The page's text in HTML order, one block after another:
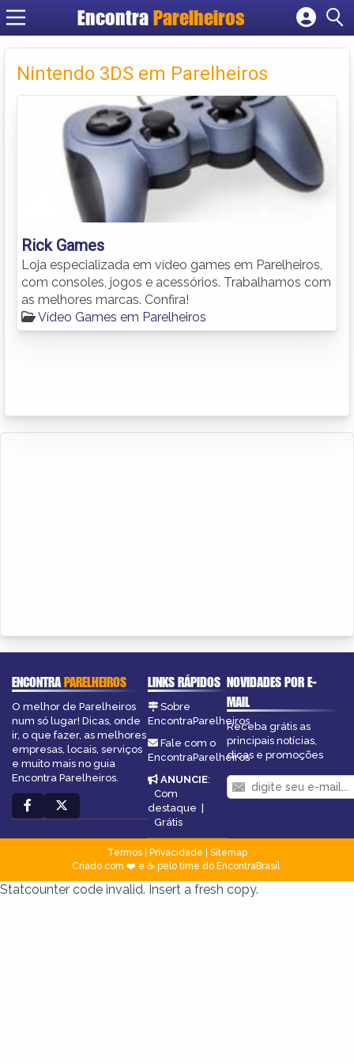
Encontra Parelheiros
Cadastrar empresa
Criar conta
Nintendo 3DS em Parelheiros
Rick Games
Loja especializada em vídeo games em Parelheiros,
com consoles, jogos e acessórios. Trabalhamos com
as melhores marcas. Confira!
Vídeo Games em Parelheiros
ENCONTRAPARELHEIROS
O melhor de Parelheiros
num só lugar! Dicas, onde
ir, o que fazer, as melhores
empresas, locais, serviços
e muito mais no guia
Encontra Parelheiros.
LINKS RÁPIDOS
Sobre
EncontraParelheiros
Fale com o
EncontraParelheiros
ANUNCIE:
Com
destaque |
Grátis
NOVIDADES POR E-
MAIL
Receba grátis as
principais notícias,
dicas e promoções
Termos| Privacidade
Sitemap
Criado com ❤️ e ☕ pelo time do EncontraBrasil
Statcounter code invalid. Insert a fresh copy.